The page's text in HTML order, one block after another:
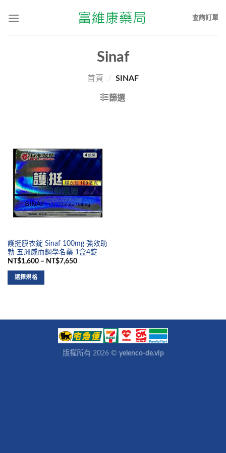
查詢訂單
Sinaf
首頁 / SINAF
篩選
護挺膜衣錠 Sinaf 100mg 強效助
勃 五洲威而鋼學名藥 1盒4錠
NT$1,600 – NT$7,650
選擇規格
版權所有 2026 © yelenco-de.vip